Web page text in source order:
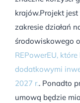
krajów.Projekt
zakresie działań
środowiskowego
REPowerEU,
dodatkowymi
2027 r.. Ponadto
umową będzie